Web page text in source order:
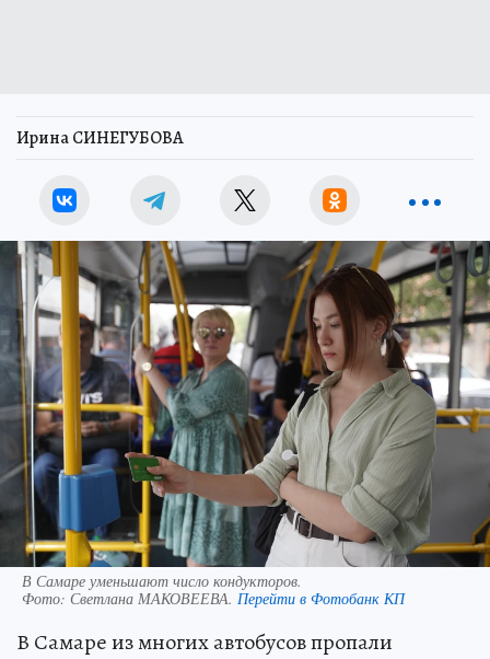
Ирина СИНЕГУБОВА
В Самаре уменьшают число кондукторов.
Фото: Светлана МАКОВЕЕВА. Перейти в Фотобанк КП
В Самаре из многих автобусов пропали